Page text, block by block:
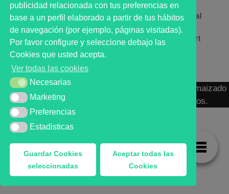
Primer analista bursátil automatizado profesional
que ayuda a la decisión | First automated stock
markets analyst software as a desission support
system.
MARKT ADVISOR ® 2016 :: Análisis Bursátil Automaizado
de Activos Cotizados en Mercados Organizados.
publicidad relacionada con tus preferencias en
base a un perfil elaborado a partir de tus hábitos
de navegación (por ejemplo, páginas visitadas).
Por favor configure y seleccione debajo las
Cookies que usted acepta.
Ver todas las cookies
NecesariasNecesarias
MarketingMarketing
Preferencias
Preferencias
Estadisticas
Estadisticas
Guardar Cookies
seleccionadas
Aceptar todas las
Cookies